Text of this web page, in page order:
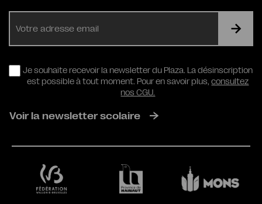
RGPD
Je souhaite recevoir la newsletter du Plaza. La désinscription
est possible à tout moment. Pour en savoir plus,consultez
nos CGU.
Voir la newsletter scolaire